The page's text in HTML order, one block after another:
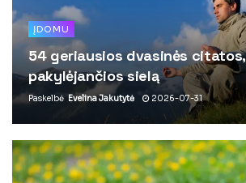
ĮDOMU
54 geriausios dvasinės citatos,
pakylėjančios sielą
Paskelbė Evelina Jakutytė 2026-07-31